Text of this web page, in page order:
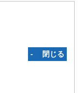
‐ 閉じる